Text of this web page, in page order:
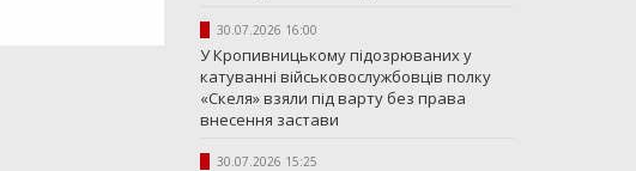
30.07.2026 16:00
У Кропивницькому підозрюваних у
катуванні військовослужбовців полку
«Скеля» взяли під варту без права
внесення застави
30.07.2026 15:25